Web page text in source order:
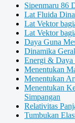
Sipenmaru 86
Lat Fluida
Lat Vektor
Lat Vektor
Daya Guna
Dinamika
Energi & Daya
Menentukan
Menentukan
Menentukan
Simpangan
Relativitas
Tumbukan